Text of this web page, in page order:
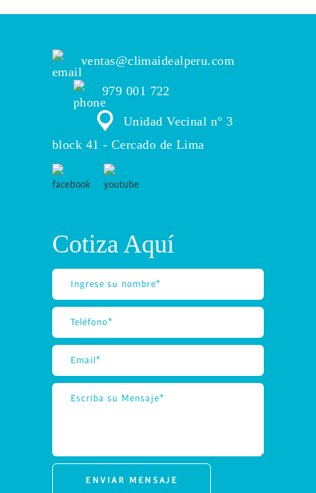
ventas@climaidealperu.com
979 001 722
Unidad Vecinal n° 3
block 41 - Cercado de Lima
Cotiza Aquí